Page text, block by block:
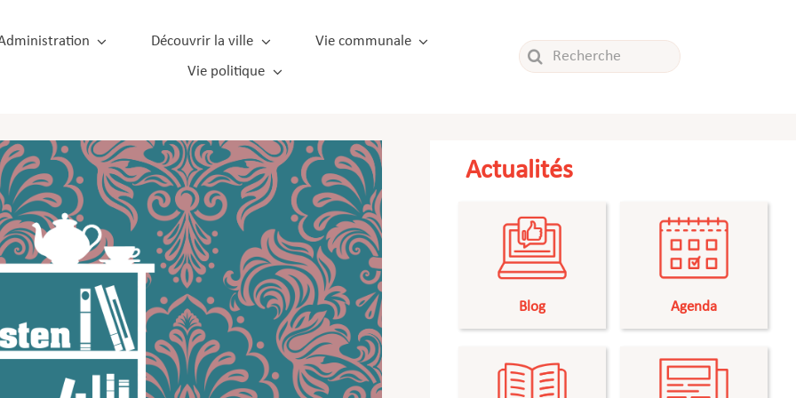
Découvrir la ville
Vie communale
Vie politique
Rechercher:
Actualités
Blog Agenda